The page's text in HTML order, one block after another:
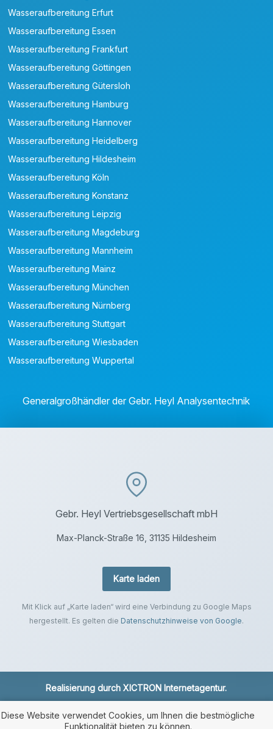
Wasseraufbereitung Erfurt
Wasseraufbereitung Essen
Wasseraufbereitung Frankfurt
Wasseraufbereitung Göttingen
Wasseraufbereitung Gütersloh
Wasseraufbereitung Hamburg
Wasseraufbereitung Hannover
Wasseraufbereitung Heidelberg
Wasseraufbereitung Hildesheim
Wasseraufbereitung Köln
Wasseraufbereitung Konstanz
Wasseraufbereitung Leipzig
Wasseraufbereitung Magdeburg
Wasseraufbereitung Mannheim
Wasseraufbereitung Mainz
Wasseraufbereitung München
Wasseraufbereitung Nürnberg
Wasseraufbereitung Stuttgart
Wasseraufbereitung Wiesbaden
Wasseraufbereitung Wuppertal
Generalgroßhändler der Gebr. Heyl Analysentechnik
Gebr. Heyl Vertriebsgesellschaft mbH
Max-Planck-Straße 16, 31135 Hildesheim
Karte laden
Mit Klick auf „Karte laden“ wird eine Verbindung zu Google Maps
hergestellt. Es gelten die Datenschutzhinweise von Google.
Realisierung durchXICTRON Internetagentur.
Diese Website verwendet Cookies, um Ihnen die bestmögliche
Funktionalität bieten zu können.